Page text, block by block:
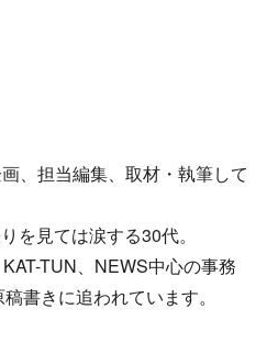
、担当編集、取材・執筆して
を見ては涙する30代。
TUN、NEWS中心の事務
書きに追われています。